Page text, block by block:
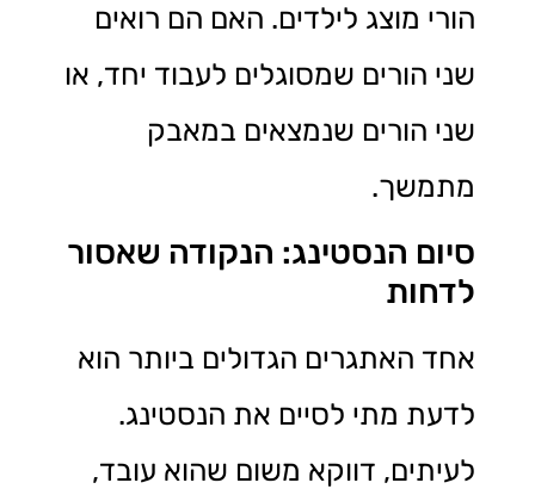
הורי מוצג לילדים. האם הם רואים
שני הורים שמסוגלים לעבוד יחד, או
שני הורים שנמצאים במאבק
מתמשך.
סיום הנסטינג: הנקודה שאסור
לדחות
אחד האתגרים הגדולים ביותר הוא
לדעת מתי לסיים את הנסטינג.
לעיתים, דווקא משום שהוא עובד,